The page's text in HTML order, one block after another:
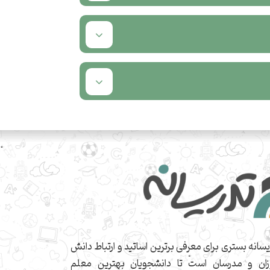
بستری برای معرفی برترین اساتید و ارتباط دانش
و مدرسان است تا دانشجویان بهترین معلم